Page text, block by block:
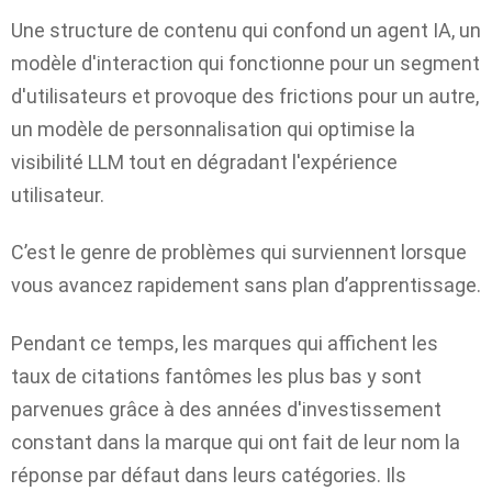
Une structure de contenu qui confond un agent IA, un
modèle d'interaction qui fonctionne pour un segment
d'utilisateurs et provoque des frictions pour un autre,
un modèle de personnalisation qui optimise la
visibilité LLM tout en dégradant l'expérience
utilisateur.
C’est le genre de problèmes qui surviennent lorsque
vous avancez rapidement sans plan d’apprentissage.
Pendant ce temps, les marques qui affichent les
taux de citations fantômes les plus bas y sont
parvenues grâce à des années d'investissement
constant dans la marque qui ont fait de leur nom la
réponse par défaut dans leurs catégories. Ils